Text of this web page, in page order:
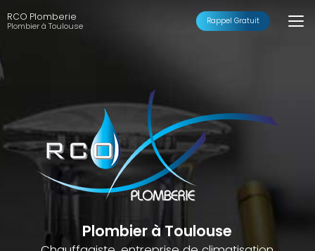
au
contenu
RCO Plomberie
Plombier à Toulouse Rappel Gratuit
Plombier à Toulouse